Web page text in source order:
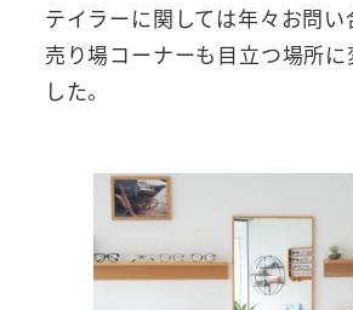
テイラーに関しては年々お問い
売り場コーナーも目立つ場所
した。